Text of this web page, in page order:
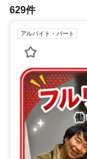
629件
アルバイト・パート